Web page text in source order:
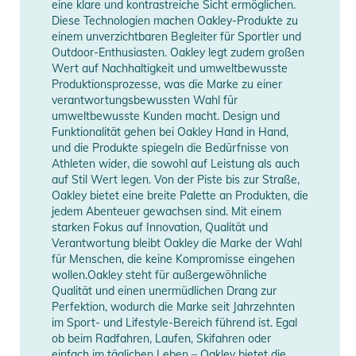
Gebrauchsanweisungen, Sicherheitshinweise und Warnungen
finden Sie direkt am Produkt.
eine klare und kontrastreiche Sicht ermöglichen.
Diese Technologien machen Oakley-Produkte zu
einem unverzichtbaren Begleiter für Sportler und
Outdoor-Enthusiasten. Oakley legt zudem großen
Wert auf Nachhaltigkeit und umweltbewusste
Produktionsprozesse, was die Marke zu einer
verantwortungsbewussten Wahl für
umweltbewusste Kunden macht. Design und
Funktionalität gehen bei Oakley Hand in Hand,
und die Produkte spiegeln die Bedürfnisse von
Athleten wider, die sowohl auf Leistung als auch
auf Stil Wert legen. Von der Piste bis zur Straße,
Oakley bietet eine breite Palette an Produkten, die
jedem Abenteuer gewachsen sind. Mit einem
starken Fokus auf Innovation, Qualität und
Verantwortung bleibt Oakley die Marke der Wahl
für Menschen, die keine Kompromisse eingehen
wollen.Oakley steht für außergewöhnliche
Qualität und einen unermüdlichen Drang zur
Perfektion, wodurch die Marke seit Jahrzehnten
im Sport- und Lifestyle-Bereich führend ist. Egal
ob beim Radfahren, Laufen, Skifahren oder